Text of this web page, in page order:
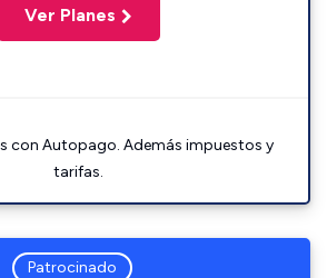
Ver Planes
con Autopago. Además impuestos y
tarifas.
Patrocinado